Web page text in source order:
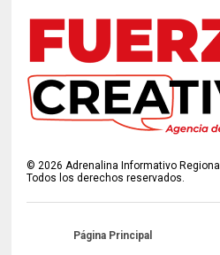
© 2026 Adrenalina Informativo Regional
Todos los derechos reservados.
Página Principal